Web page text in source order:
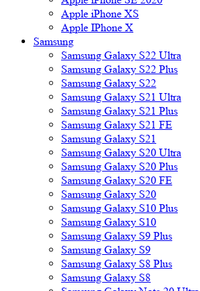
Apple iPhone XS
Apple IPhone X
Samsung
Samsung Galaxy S22 Ultra
Samsung Galaxy S22 Plus
Samsung Galaxy S22
Samsung Galaxy S21 Ultra
Samsung Galaxy S21 Plus
Samsung Galaxy S21 FE
Samsung Galaxy S21
Samsung Galaxy S20 Ultra
Samsung Galaxy S20 Plus
Samsung Galaxy S20 FE
Samsung Galaxy S20
Samsung Galaxy S10 Plus
Samsung Galaxy S10
Samsung Galaxy S9 Plus
Samsung Galaxy S9
Samsung Galaxy S8 Plus
Samsung Galaxy S8